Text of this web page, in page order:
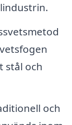
stål och
och